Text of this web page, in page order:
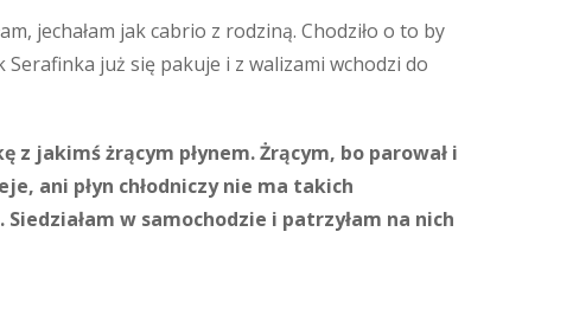
jechałam jak cabrio z rodziną. Chodziło o to by
Serafinka już się pakuje i z walizami wchodzi do
jakimś żrącym płynem. Żrącym, bo parował i
ani płyn chłodniczy nie ma takich
w samochodzie i patrzyłam na nich